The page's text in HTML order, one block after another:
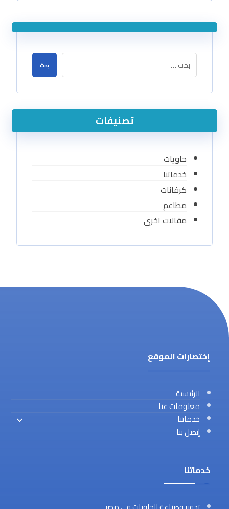
بحث
تصنيفات
حاويات
خدماتنا
كرفانات
مطاعم
مقالات اخري
إختصارات الموقع
الرئيسية
معلومات عنا
خدماتنا
إتصل بنا
خدماتنا